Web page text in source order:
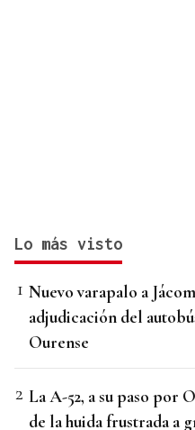
Lo más visto
Nuevo varapalo a
adjudicación del
Ourense
La A-52, a su paso por
de la huida frustrada a